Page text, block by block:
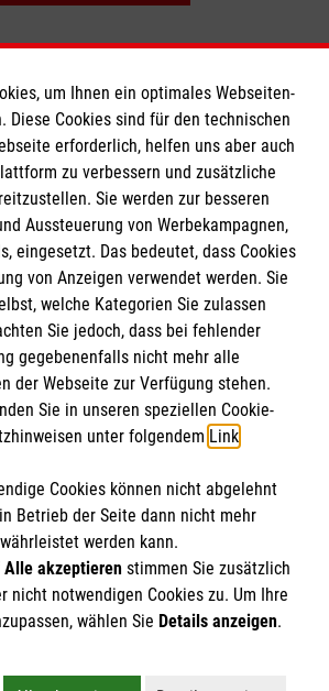
Offenburg/Ortenau
0050 0000 3600 66
uns
25
e.V. ist als eingetragene
um Ihnen ein optimales Webseiten-
Diese Cookies sind für den technischen
erforderlich, helfen uns aber auch
zu verbessern und zusätzliche
Sie werden zur besseren
Aussteuerung von Werbekampagnen,
eingesetzt. Das bedeutet, dass Cookies
von Anzeigen verwendet werden. Sie
welche Kategorien Sie zulassen
Sie jedoch, dass bei fehlender
gegebenenfalls nicht mehr alle
der Webseite zur Verfügung stehen.
Sie in unseren speziellen Cookie-
unter folgendem Link.
Cookies können nicht abgelehnt
Betrieb der Seite dann nicht mehr
werden kann.
Alle akzeptierenstimmen Sie zusätzlich
nicht notwendigen Cookies zu. Um Ihre
wählen Sie Details anzeigen.